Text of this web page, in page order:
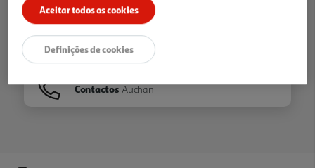
Folhetos
Contactos Auchan
Aceitar todos os cookies
Definições de cookies